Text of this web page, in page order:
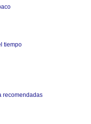
tiempo
recomendadas